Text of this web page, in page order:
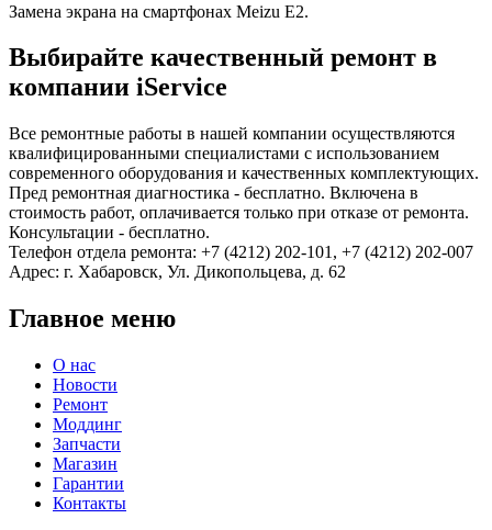
Замена экрана на смартфонах Meizu E2.
Выбирайте качественный ремонт в
компании iService
Все ремонтные работы в нашей компании осуществляются
квалифицированными специалистами с использованием
современного оборудования и качественных комплектующих.
Пред ремонтная диагностика - бесплатно. Включена в
стоимость работ, оплачивается только при отказе от ремонта.
Консультации - бесплатно.
Телефон отдела ремонта: +7 (4212) 202-101, +7 (4212) 202-007
Адрес: г. Хабаровск, Ул. Дикопольцева, д. 62
Главное меню
О нас
Новости
Ремонт
Моддинг
Запчасти
Магазин
Гарантии
Контакты